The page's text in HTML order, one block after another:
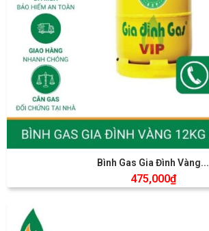
Bình Gas Gia Đình Vàng...
475,000₫